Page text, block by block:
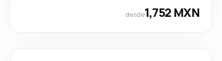
desde1,752 MXN